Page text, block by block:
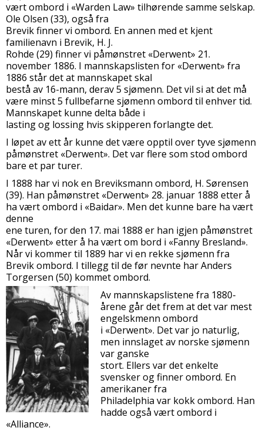
vært ombord i «Warden Law» tilhørende samme selskap.
Ole Olsen (33), også fra
Brevik finner vi ombord. En annen med et kjent
familienavn i Brevik, H. J.
Rohde (29) finner vi påmønstret «Derwent» 21.
november 1886. I mannskapslisten for «Derwent» fra
1886 står det at mannskapet skal
bestå av 16-mann, derav 5 sjømenn. Det vil si at det må
være minst 5 fullbefarne sjømenn ombord til enhver tid.
Mannskapet kunne delta både i
lasting og lossing hvis skipperen forlangte det.
I løpet av ett år kunne det være opptil over tyve sjømenn
påmønstret «Derwent». Det var flere som stod ombord
bare et par turer.
I 1888 har vi nok en Breviksmann ombord, H. Sørensen
(39). Han påmønstret «Derwent» 28. januar 1888 etter å
ha vært ombord i «Baidar». Men det kunne bare ha vært
denne
ene turen, for den 17. mai 1888 er han igjen påmønstret
«Derwent» etter å ha vært om bord i «Fanny Bresland».
Når vi kommer til 1889 har vi en rekke sjømenn fra
Brevik ombord. I tillegg til de før nevnte har Anders
Torgersen (50) kommet ombord.
Av mannskapslistene fra 1880-
årene går det frem at det var mest
engelskmenn ombord
i «Derwent». Det var jo naturlig,
men innslaget av norske sjømenn
var ganske
stort. Ellers var det enkelte
svensker og finner ombord. En
amerikaner fra
Philadelphia var kokk ombord. Han
hadde også vært ombord i
«Alliance».